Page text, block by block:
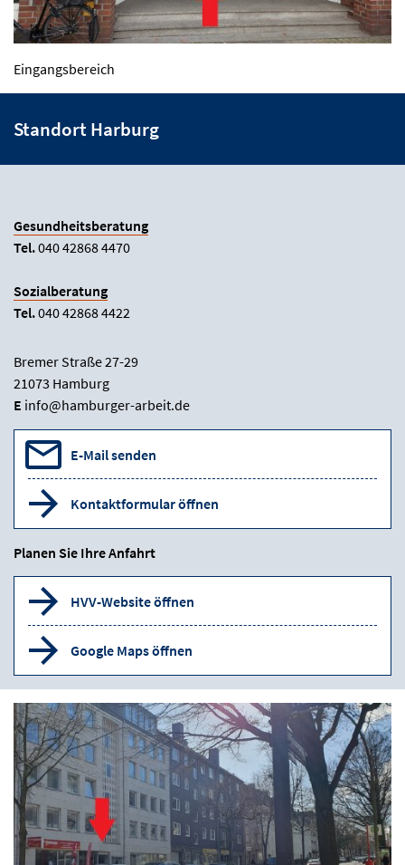
Eingangsbereich
Standort Harburg
Gesundheitsberatung
Tel.040 42868 4470
Sozialberatung
Tel.040 42868 4422
Bremer Straße 27-29
21073 Hamburg
E info@hamburger-arbeit.de
E-Mail senden
Kontaktformular öffnen
Planen Sie Ihre Anfahrt
HVV-Website öffnen
Google Maps öffnen